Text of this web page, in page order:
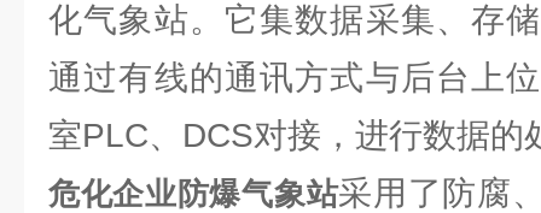
化气象站。它集数据采集、存
通过有线的通讯方式与后台上
室PLC、DCS对接，进行数据的
危化企业防爆气象站采用了防腐